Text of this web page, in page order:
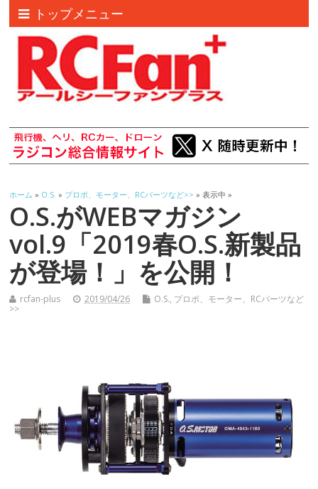
トップメニュー
ホーム » O.S. » プロポ、モーター、RCパーツなど>> » 表示中 »
O.S.がWEBマガジン
vol.9「2019春O.S.新製品
が登場！」を公開！
rcfan-plus 2019/04/26 O.S., プロポ、モーター、RCパーツなど
>>